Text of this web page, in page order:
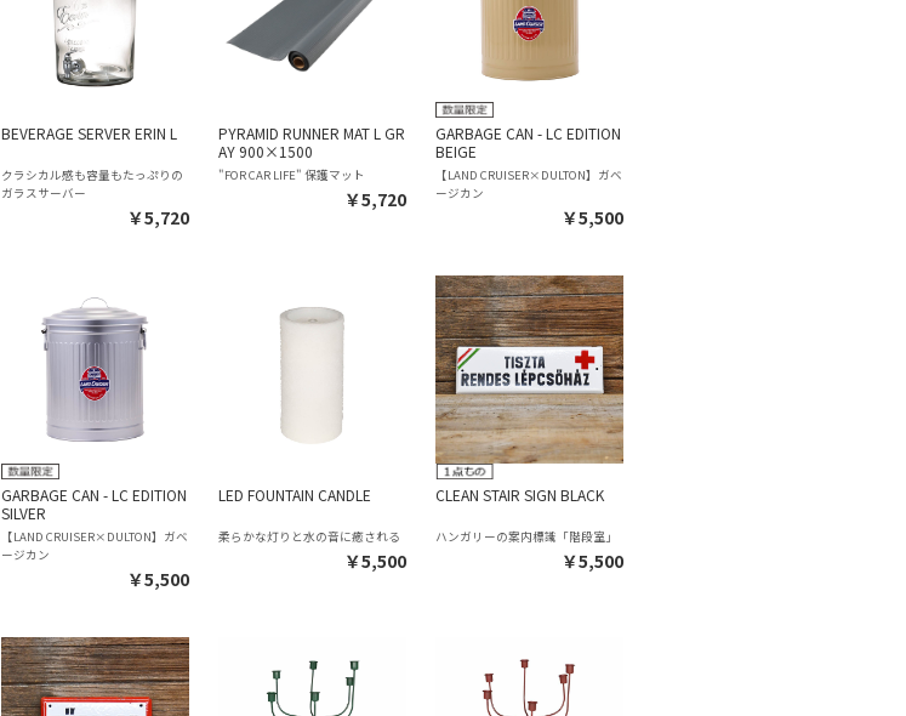
BEVERAGE SERVER ERIN L
クラシカル感も容量もたっぷりの
ガラスサーバー
￥5,720
PYRAMID RUNNER MAT L GR
AY 900×1500
"FOR CAR LIFE" 保護マット
￥5,720
GARBAGE CAN - LC EDITION
BEIGE
【LAND CRUISER×DULTON】ガベ
ージカン
￥5,500
GARBAGE CAN - LC EDITION
SILVER
【LAND CRUISER×DULTON】ガベ
ージカン
￥5,500
LED FOUNTAIN CANDLE
柔らかな灯りと水の音に癒される
￥5,500
CLEAN STAIR SIGN BLACK
ハンガリーの案内標識「階段室」
￥5,500